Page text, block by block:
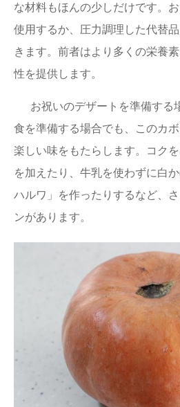
な材料もほんの少しだけです。
使用するか、圧力調理した代替
きます。前者はより多くの栄養
性を提供します。
お祝いのデザートを準備する
食を準備する場合でも、このカ
楽しい味をもたらします。コク
を加えたり、牛乳を使わずに白
ハルワ」を作ったりするなど、
ンがあります。